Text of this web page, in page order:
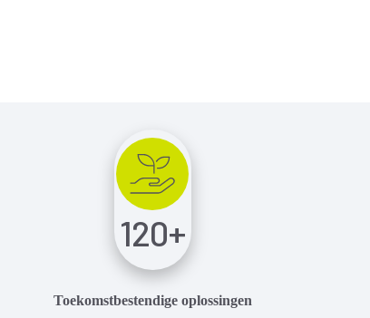
120+
Toekomstbestendige oplossingen